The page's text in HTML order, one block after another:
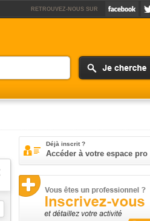
RETROUVEZ-NOUS SUR
Déjà inscrit ?
Accéder à votre espace pro